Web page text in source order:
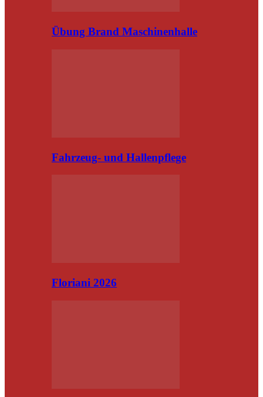
Übung Brand Maschinenhalle
Fahrzeug- und Hallenpflege
Floriani 2026